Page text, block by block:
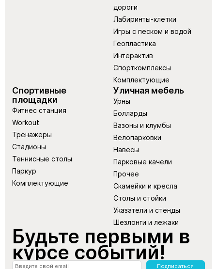
дороги
Лабиринты-клетки
Игры с песком и водой
Геопластика
Интерактив
Спорткомплексы
Комплектующие
Спортивные
площадки
Фитнес станция
Workout
Тренажеры
Стадионы
Теннисные столы
Паркур
Комплектующие
Уличная мебель
Урны
Болларды
Вазоны и клумбы
Велопарковки
Навесы
Парковые качели
Прочее
Скамейки и кресла
Столы и стойки
Указатели и стенды
Шезлонги и лежаки
Будьте первыми в
курсе событий!
Подписаться